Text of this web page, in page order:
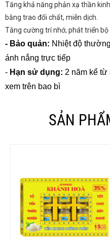
Tăng khả năng phản xạ thần
bằng trao đổi chất, miễn dịch.
Tăng cường trí nhớ, phát triển
- Bảo quản: Nhiệt độ
ánh nắng trực tiếp
- Hạn sử dụng: 2 năm kể từ
xem trên bao bì
SẢN